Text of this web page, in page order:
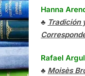
Hanna
♣ Tradición
Rafael
♣ Moisès